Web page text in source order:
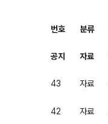
번호 분류
공지 자료
43 자료
42 자료